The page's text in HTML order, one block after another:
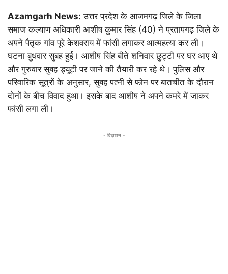
Azamgarh News: उत्तर प्रदेश के आजमगढ़ जिले के जिला
समाज कल्याण अधिकारी आशीष कुमार सिंह (40) ने प्रतापगढ़ जिले के
अपने पैतृक गांव पूरे केशवराय में फांसी लगाकर आत्महत्या कर ली।
घटना बुधवार सुबह हुई। आशीष सिंह बीते शनिवार छुट्टी पर घर आए थे
और गुरुवार सुबह ड्यूटी पर जाने की तैयारी कर रहे थे। पुलिस और
परिवारिक सूत्रों के अनुसार, सुबह पत्नी से फोन पर बातचीत के दौरान
दोनों के बीच विवाद हुआ। इसके बाद आशीष ने अपने कमरे में जाकर
फांसी लगा ली।
- विज्ञापन -